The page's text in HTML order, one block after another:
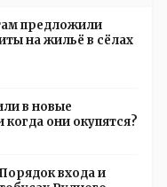
предложили
на жильё в сёлах
в новые
они окупятся?
входа и